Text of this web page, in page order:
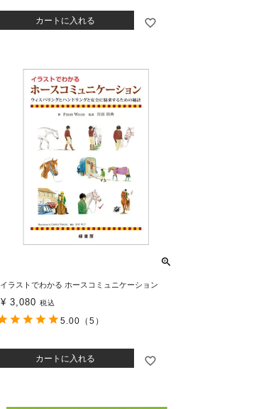
カートに入れる
イラストでわかる ホースコミュニケーション
¥ 3,080 税込
カートに入れる
5.00 （5）